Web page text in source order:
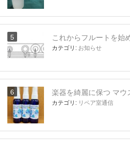
これからフルートを始
カテゴリ: お知らせ
楽器を綺麗に保つ マウ
カテゴリ: リペア室通信